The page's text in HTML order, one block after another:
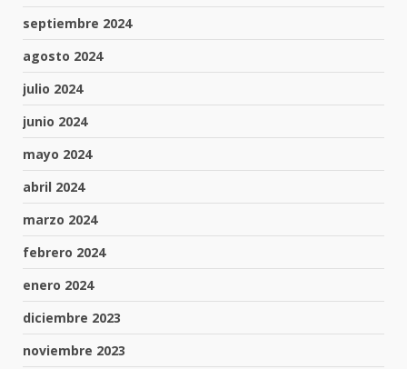
septiembre 2024
agosto 2024
julio 2024
junio 2024
mayo 2024
abril 2024
marzo 2024
febrero 2024
enero 2024
diciembre 2023
noviembre 2023